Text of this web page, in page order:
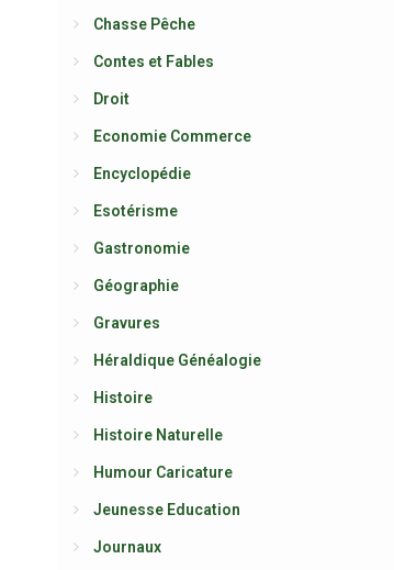
Chasse Pêche
Contes et Fables
Droit
Economie Commerce
Encyclopédie
Esotérisme
Gastronomie
Géographie
Gravures
Héraldique Généalogie
Histoire
Histoire Naturelle
Humour Caricature
Jeunesse Education
Journaux